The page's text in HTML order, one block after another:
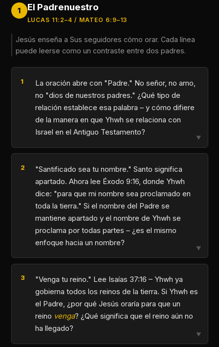
1 El Padrenuestro
LUCAS 11:2–4 / MATEO 6:9–13
Jesús enseña a Sus seguidores cómo orar. Cada línea
puede leerse como un contraste entre dos padres.
La oración abre con "Padre." No señor, no amo,
no "dios de nuestros padres." ¿Qué tipo de
relación establece esa palabra – y cómo difiere
de la manera en que Yhwh se relaciona con
Israel en el Antiguo Testamento?
▼
"Santificado sea tu nombre." Santo significa
apartado. Ahora lee Éxodo 9:16, donde Yhwh
dice: "para que mi nombre sea proclamado en
toda la tierra." Si el nombre del Padre se
mantiene apartado y el nombre de Yhwh se
proclama por todas partes – ¿es el mismo
enfoque hacia un nombre?
▼
"Venga tu reino." Lee Isaías 37:16 – Yhwh ya
gobierna todos los reinos de la tierra. Si Yhwh es
el Padre, ¿por qué Jesús oraría para que un
reino venga? ¿Qué significa que el reino aún no
ha llegado?
▼